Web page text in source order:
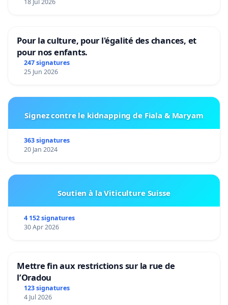
Pour la culture, pour l'égalité des chances, et
pour nos enfants.
247 signatures
25 Jun 2026
Signez contre le kidnapping de Fiala & Maryam
363 signatures
20 Jan 2024
Soutien à la Viticulture Suisse
4 152 signatures
30 Apr 2026
Mettre fin aux restrictions sur la rue de
l’Oradou
123 signatures
4 Jul 2026